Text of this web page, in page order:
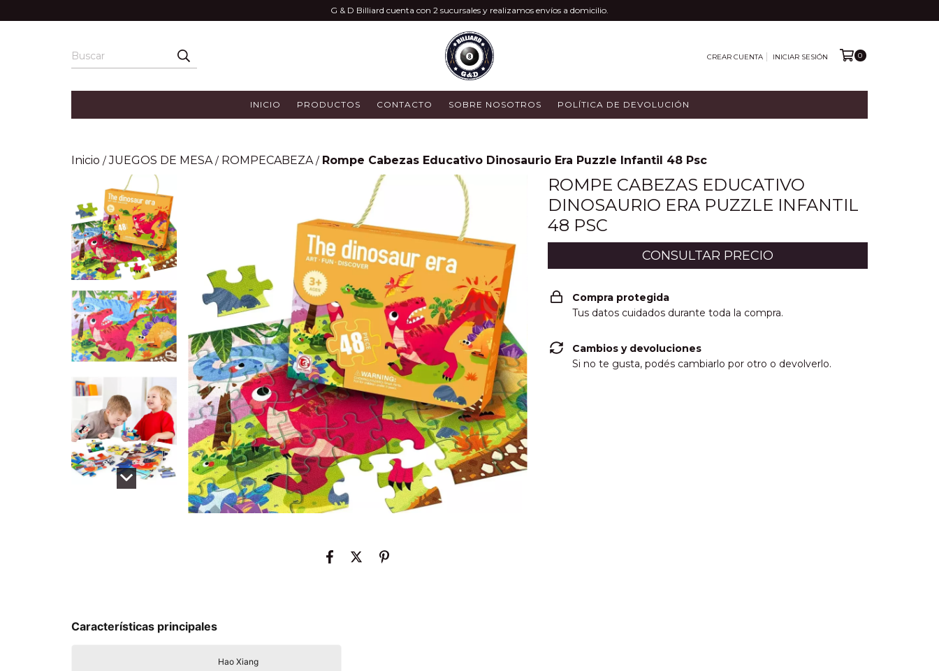
G & D Billiard cuenta con 2 sucursales y realizamos envíos a domicilio.
CREAR CUENTA INICIAR SESIÓN 0
INICIO PRODUCTOS CONTACTO SOBRE NOSOTROS POLÍTICA DE DEVOLUCIÓN
Inicio / JUEGOS DE MESA / ROMPECABEZA / Rompe Cabezas Educativo Dinosaurio Era Puzzle Infantil 48 Psc
Características principales
Hao Xiang
ROMPE CABEZAS EDUCATIVO
DINOSAURIO ERA PUZZLE INFANTIL
48 PSC
Compra protegida
Tus datos cuidados durante toda la compra.
Cambios y devoluciones
Si no te gusta, podés cambiarlo por otro o devolverlo.